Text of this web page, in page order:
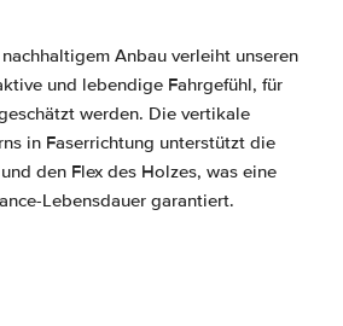
Anbau verleiht unseren
und lebendige Fahrgefühl, für
werden. Die vertikale
in Faserrichtung unterstützt die
den Flex des Holzes, was eine
Lebensdauer garantiert.